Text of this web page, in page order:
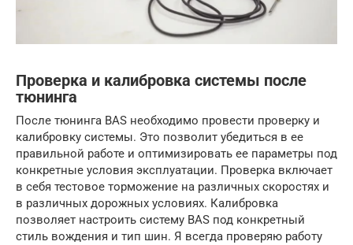
Проверка и калибровка системы после
тюнинга
После тюнинга BAS необходимо провести проверку и
калибровку системы. Это позволит убедиться в ее
правильной работе и оптимизировать ее параметры под
конкретные условия эксплуатации. Проверка включает
в себя тестовое торможение на различных скоростях и
в различных дорожных условиях. Калибровка
позволяет настроить систему BAS под конкретный
стиль вождения и тип шин. Я всегда проверяю работу